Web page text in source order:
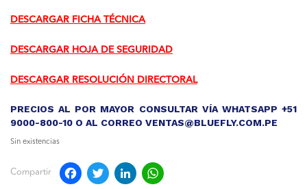
DESCARGAR FICHA TÉCNICA
DESCARGAR HOJA DE SEGURIDAD
DESCARGAR RESOLUCIÓN DIRECTORAL
PRECIOS AL POR MAYOR CONSULTAR VÍA WHATSAPP +51
9000-800-10 O AL CORREO VENTAS@BLUEFLY.COM.PE
Sin existencias
Compartir Facebook
TwitterLinkedIn